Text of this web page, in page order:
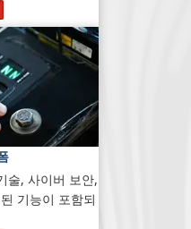
술, 사이버 보안,
기능이 포함되